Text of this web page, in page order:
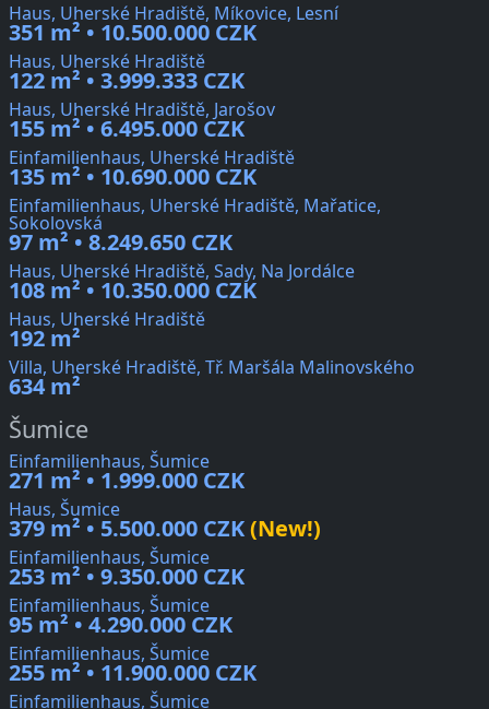
Haus, Uherské Hradiště, Míkovice, Lesní
351 m² • 10.500.000 CZK
Haus, Uherské Hradiště
122 m² • 3.999.333 CZK
Haus, Uherské Hradiště, Jarošov
155 m² • 6.495.000 CZK
Einfamilienhaus, Uherské Hradiště
135 m² • 10.690.000 CZK
Einfamilienhaus, Uherské Hradiště, Mařatice,
Sokolovská
97 m² • 8.249.650 CZK
Haus, Uherské Hradiště, Sady, Na Jordálce
108 m² • 10.350.000 CZK
Haus, Uherské Hradiště
192 m²
Villa, Uherské Hradiště, Tř. Maršála Malinovského
634 m²
Šumice
Einfamilienhaus, Šumice
271 m² • 1.999.000 CZK
Haus, Šumice
379 m² • 5.500.000 CZK(New!)
Einfamilienhaus, Šumice
253 m² • 9.350.000 CZK
Einfamilienhaus, Šumice
95 m² • 4.290.000 CZK
Einfamilienhaus, Šumice
255 m² • 11.900.000 CZK
Einfamilienhaus, Šumice